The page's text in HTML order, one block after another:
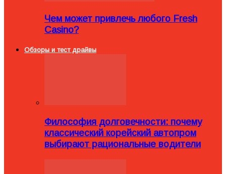
Чем может привлечь любого Fresh
Casino?
Обзоры и тест драйвы
Философия долговечности: почему
классический корейский автопром
выбирают рациональные водители